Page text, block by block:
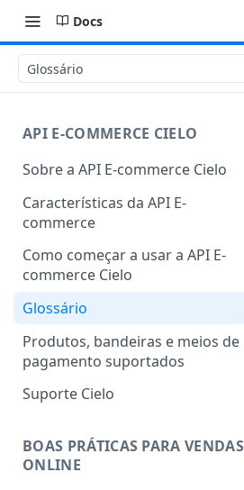
Docs
Glossário
API E-COMMERCE CIELO
Sobre a API E-commerce Cielo
Características da API E-
commerce
Como começar a usar a API E-
commerce Cielo
Glossário
Produtos, bandeiras e meios de
pagamento suportados
Suporte Cielo
BOAS PRÁTICAS PARA VENDAS
ONLINE